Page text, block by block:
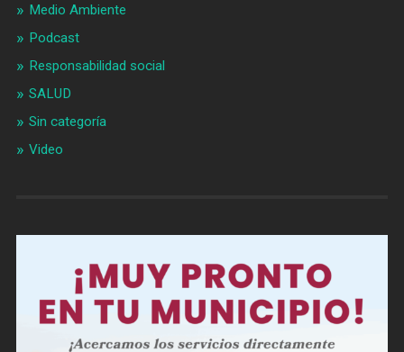
Medio Ambiente
Podcast
Responsabilidad social
SALUD
Sin categoría
Video